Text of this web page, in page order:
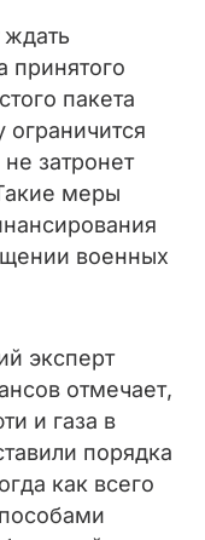
принятого
пакета
затронет
меры
военных
эксперт
отмечает,
и газа в
порядка
как всего